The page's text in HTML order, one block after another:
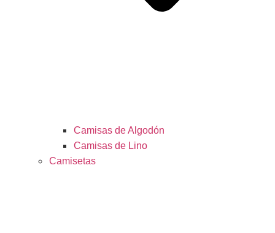
Camisas de Algodón
Camisas de Lino
Camisetas